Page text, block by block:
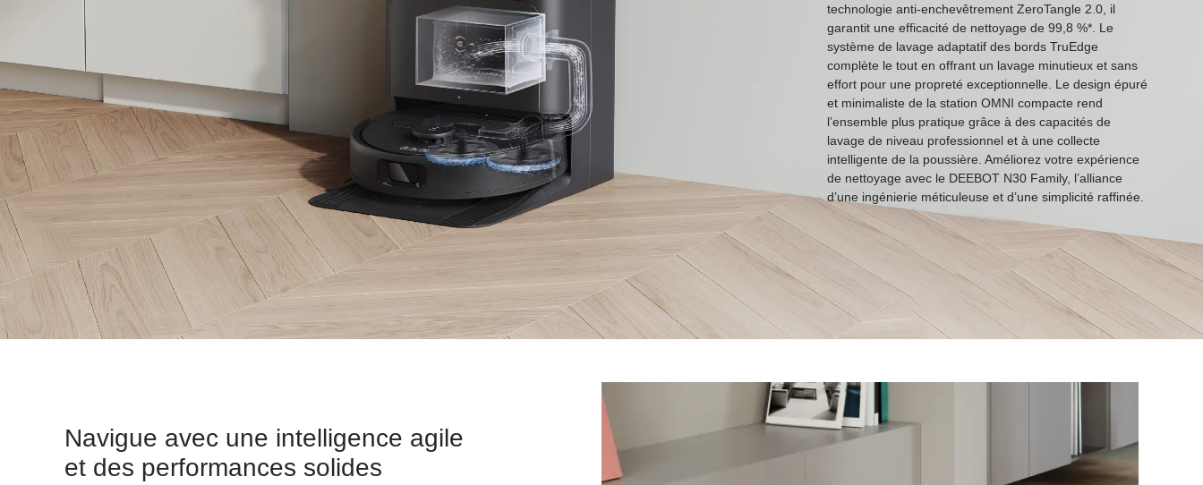
technologie anti-enchevêtrement ZeroTangle 2.0, il
garantit une efficacité de nettoyage de 99,8 %*. Le
système de lavage adaptatif des bords TruEdge
complète le tout en offrant un lavage minutieux et sans
effort pour une propreté exceptionnelle. Le design épuré
et minimaliste de la station OMNI compacte rend
l’ensemble plus pratique grâce à des capacités de
lavage de niveau professionnel et à une collecte
intelligente de la poussière. Améliorez votre expérience
de nettoyage avec le DEEBOT N30 Family, l’alliance
d’une ingénierie méticuleuse et d’une simplicité raffinée.
Navigue avec une intelligence agile
et des performances solides